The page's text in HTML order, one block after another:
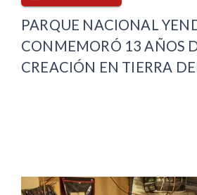
PARQUE NACIONAL
CONMEMORÓ 13 AÑOS
CREACIÓN EN TIERRA